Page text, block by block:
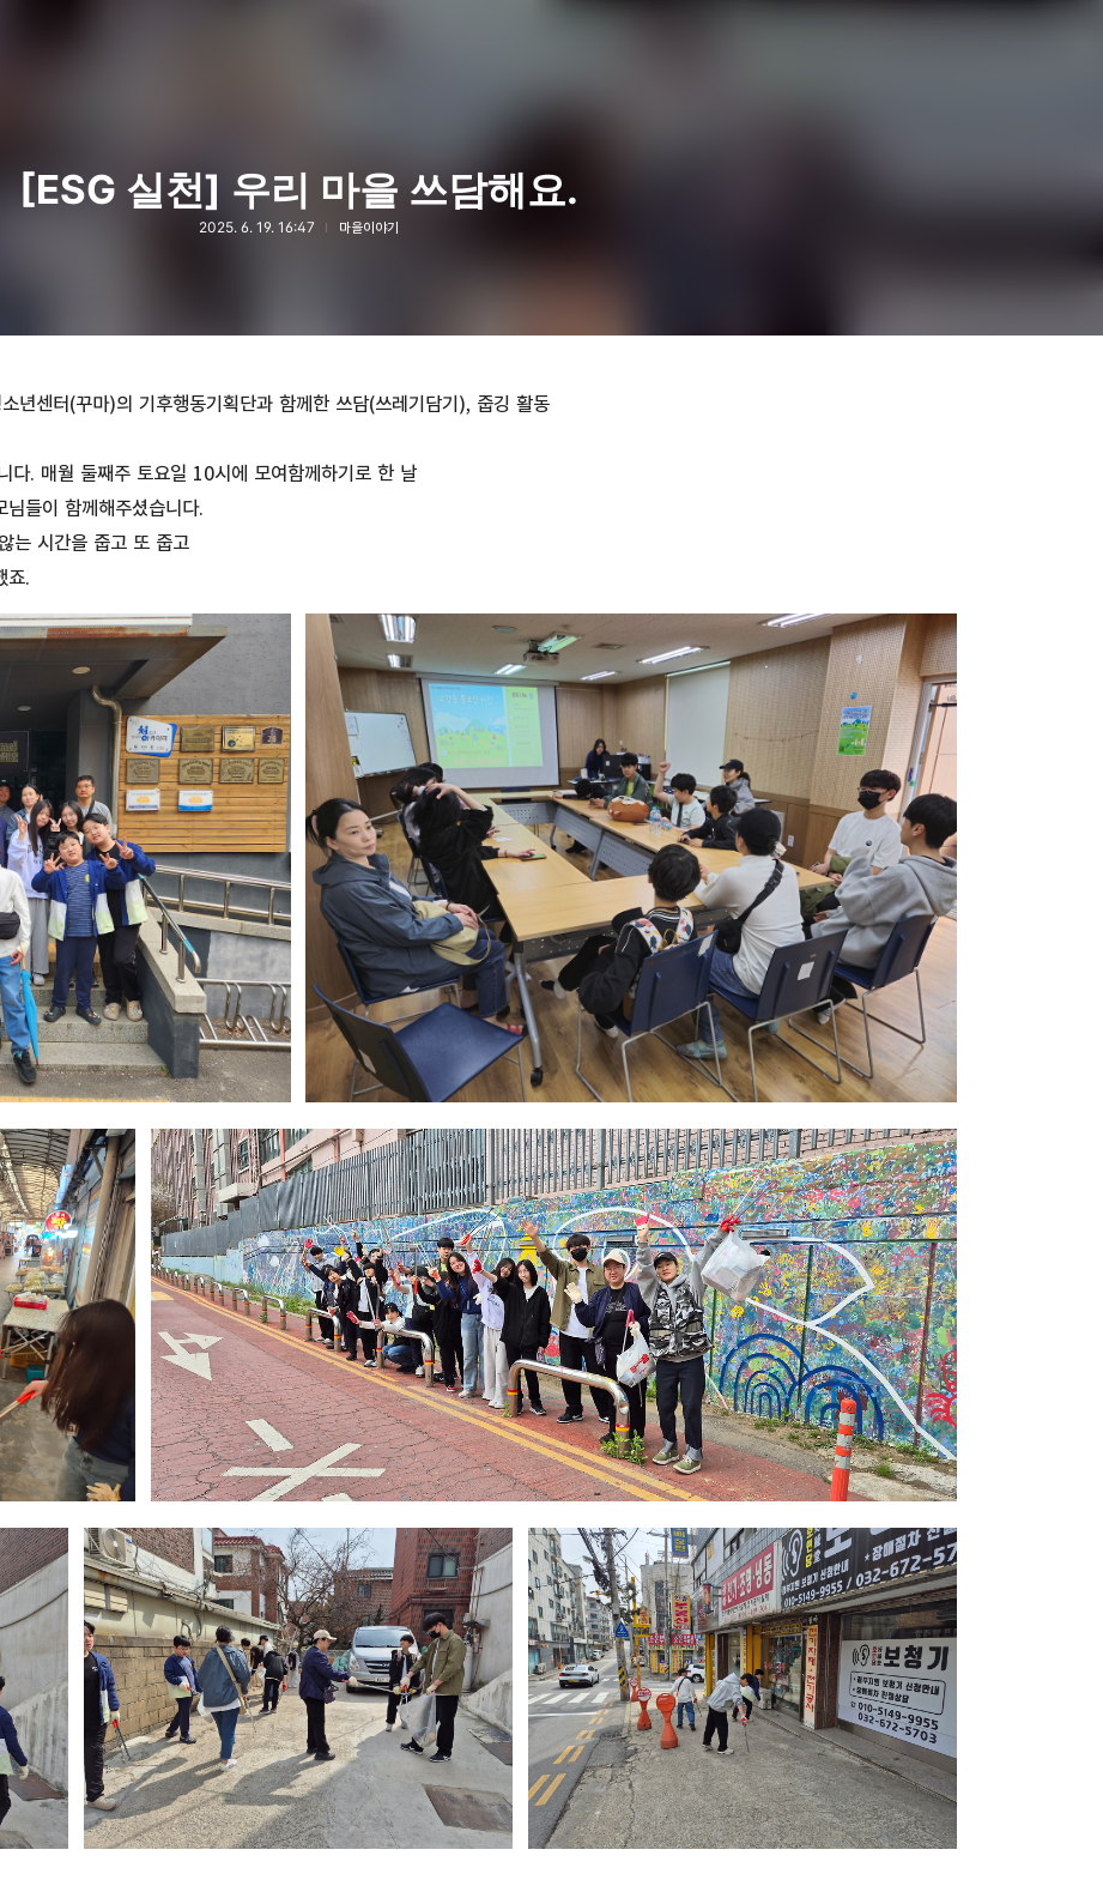
[ESG 실천] 우리 마을 쓰담해요.
2025. 6. 19. 16:47 마을이야기
년센터(꾸마)의 기후행동기획단과 함께한 쓰담(쓰레기담기), 줍깅 활동
다. 매월 둘째주 토요일 10시에 모여함께하기로 한 날
님들이 함께해주셨습니다.
는 시간을 줍고 또 줍고
죠.